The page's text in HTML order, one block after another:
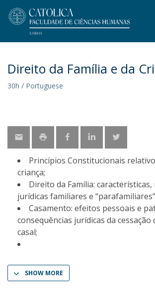
Direito da Família e da
30h / Portuguese
Princípios Constitucionais
criança;
Direito da Família: características,
jurídicas familiares e
Casamento: efeitos pessoais e
consequências jurídicas da cessação
casal;
SHOW MORE